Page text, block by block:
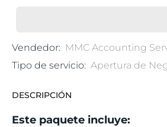
Vendedor: MMC Accounting
Tipo de servicio: Apertura de
DESCRIPCIÓN
Este paquete incluye: